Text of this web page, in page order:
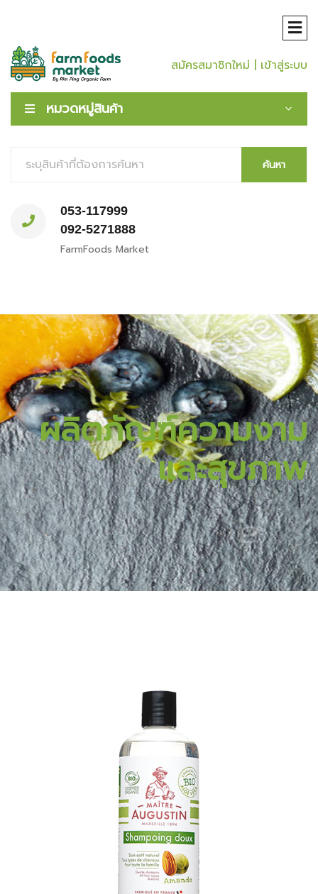
สมัครสมาชิกใหม่ | เข้าสู่ระบบ
หมวดหมู่สินค้า
ค้นหา
053-117999
092-5271888
FarmFoods Market
ผลิตภัณฑ์ความงาม
และสุขภาพ